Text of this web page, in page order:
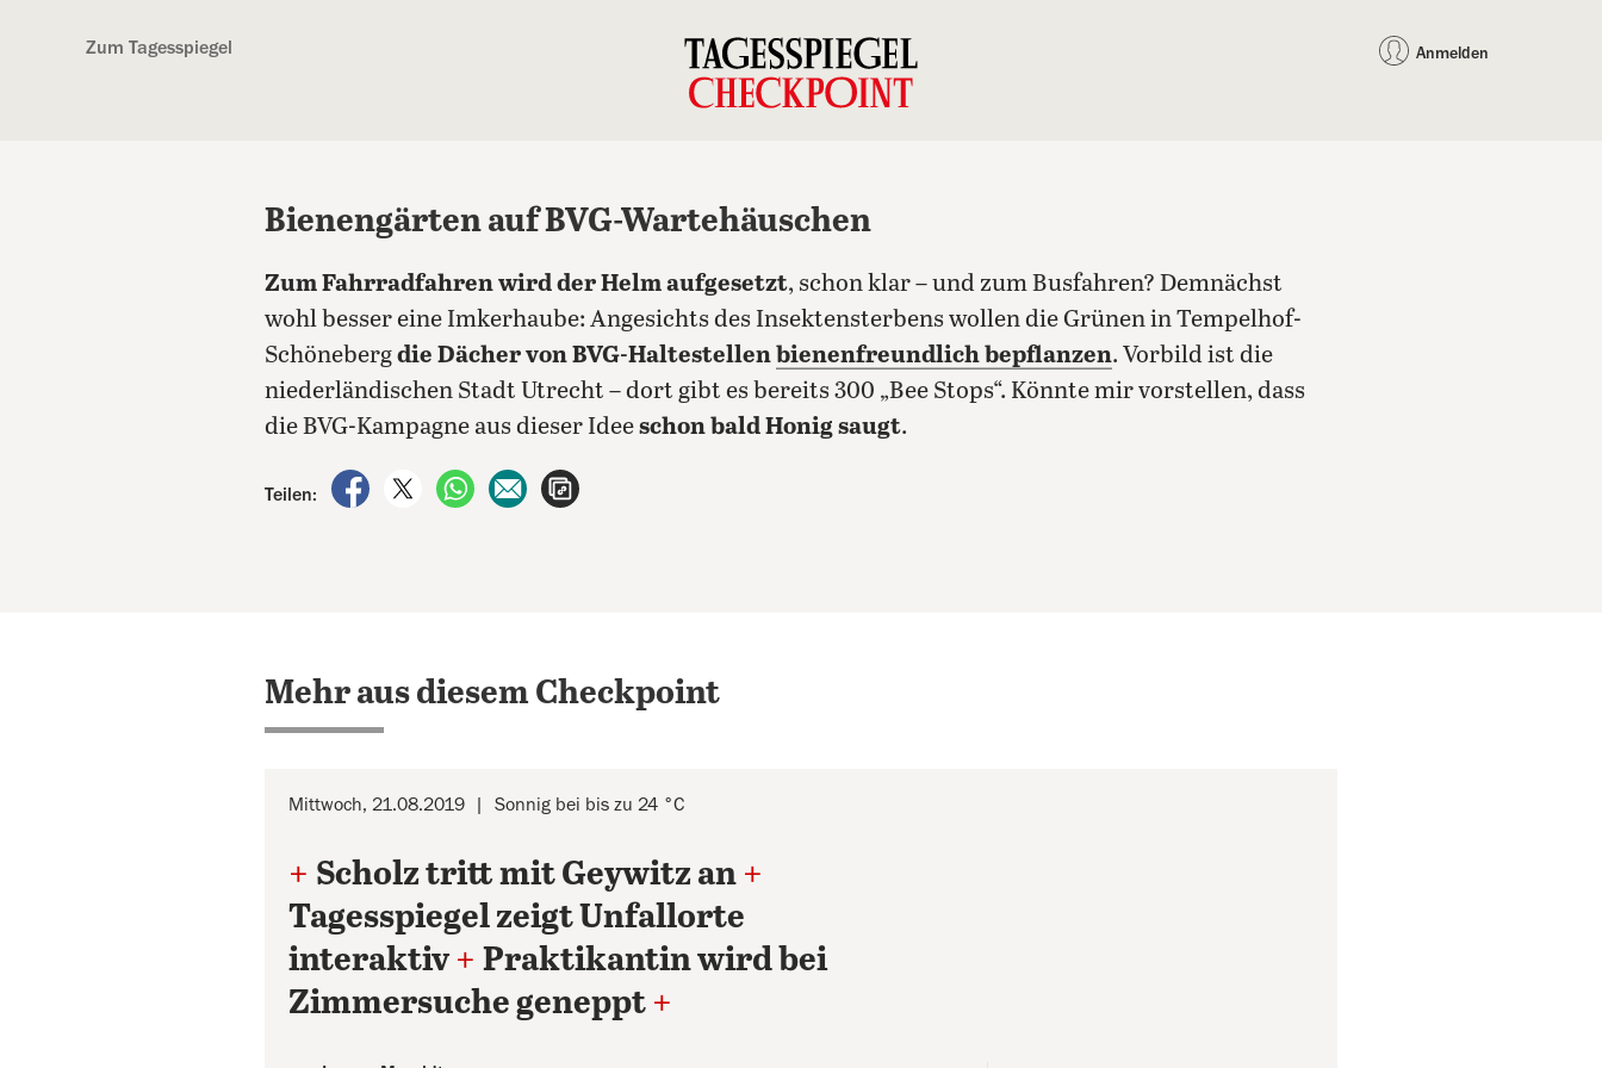
Zum Tagesspiegel Anmelden
Bienengärten auf BVG-Wartehäuschen
Zum Fahrradfahren wird der Helm aufgesetzt, schon klar – und zum Busfahren? Demnächst
wohl besser eine Imkerhaube: Angesichts des Insektensterbens wollen die Grünen in Tempelhof-
Schönebergdie Dächer von BVG-Haltestellenbienenfreundlich bepflanzen. Vorbild ist die
niederländischen Stadt Utrecht – dort gibt es bereits 300 „Bee Stops“. Könnte mir vorstellen, dass
die BVG-Kampagne aus dieser Ideeschon bald Honig saugt.
Teilen:
auf Facebook teilen
auf X teilenper WhatsApp teilen
per E-Mail teilen
Mehr aus diesem Checkpoint
Mittwoch, 21.08.2019 Sonnig bei bis zu 24 °C
+ Scholz tritt mit Geywitz an +
Tagesspiegel zeigt Unfallorte
interaktiv + Praktikantin wird bei
Zimmersuche geneppt +